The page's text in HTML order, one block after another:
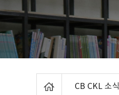
CB CKL 소식